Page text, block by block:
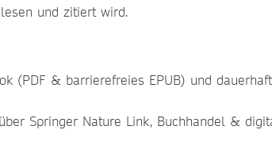
und zitiert wird.
(PDF & barrierefreies EPUB) und
Springer Nature Link, Buchhandel &